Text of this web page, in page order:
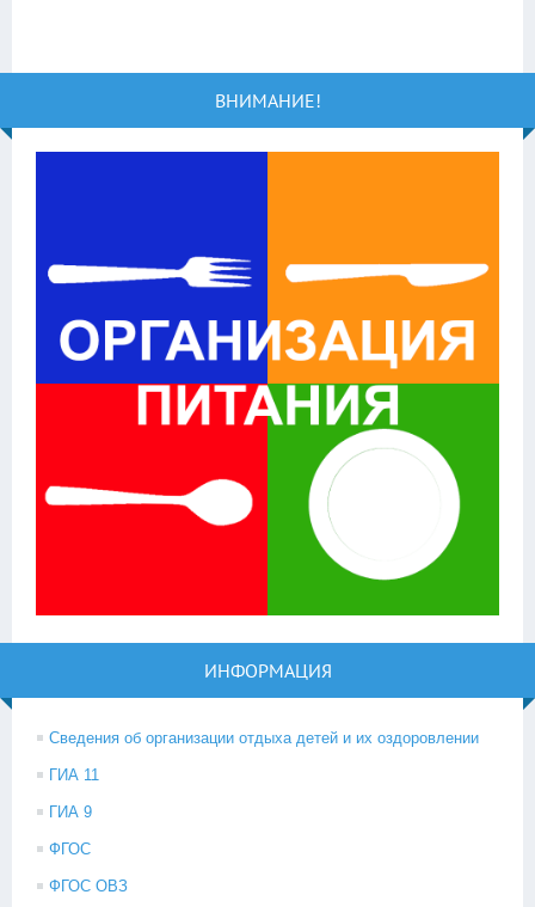
ВНИМАНИЕ!
ИНФОРМАЦИЯ
Сведения об организации отдыха детей и их оздоровлении
ГИА 11
ГИА 9
ФГОС
ФГОС ОВЗ